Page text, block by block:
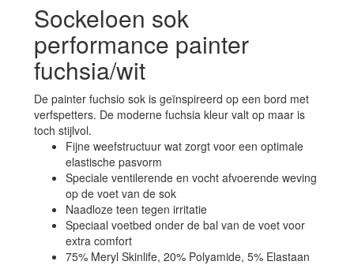
Sockeloen sok
performance painter
fuchsia/wit
De painter fuchsio sok is geïnspireerd op een bord met
verfspetters. De moderne fuchsia kleur valt op maar is
toch stijlvol.
Fijne weefstructuur wat zorgt voor een optimale
elastische pasvorm
Speciale ventilerende en vocht afvoerende weving
op de voet van de sok
Naadloze teen tegen irritatie
Speciaal voetbed onder de bal van de voet voor
extra comfort
75% Meryl Skinlife, 20% Polyamide, 5% Elastaan